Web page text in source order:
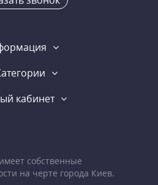
кабинет
имеет собственные
на черте города Киев.